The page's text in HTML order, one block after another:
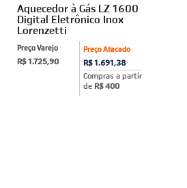
Aquecedor à Gás LZ 1600
Digital Eletrônico Inox
Lorenzetti
Preço Atacado
R$ 1.691,38
Compras a partir
de R$ 400
Preço Varejo
R$ 1.725,90